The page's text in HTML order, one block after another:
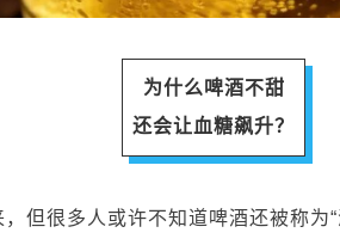
为什么啤酒不甜
还会让血糖飙升？
但很多人或许不知道啤酒还被称为“